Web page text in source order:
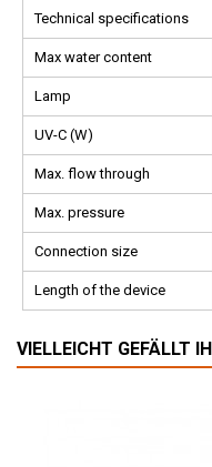
Technical specifications
Max water content
Lamp
UV-C (W)
Max. flow through
Max. pressure
Connection size
Length of the device
VIELLEICHT GEFÄLLT